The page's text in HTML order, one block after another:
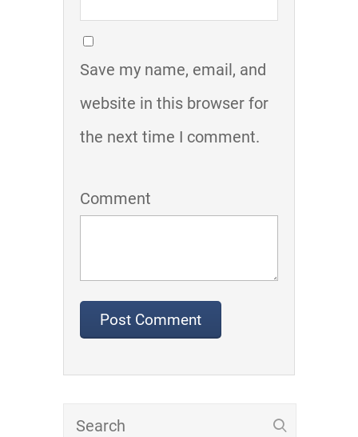
Save my name, email, and
website in this browser for
the next time I comment.
Comment